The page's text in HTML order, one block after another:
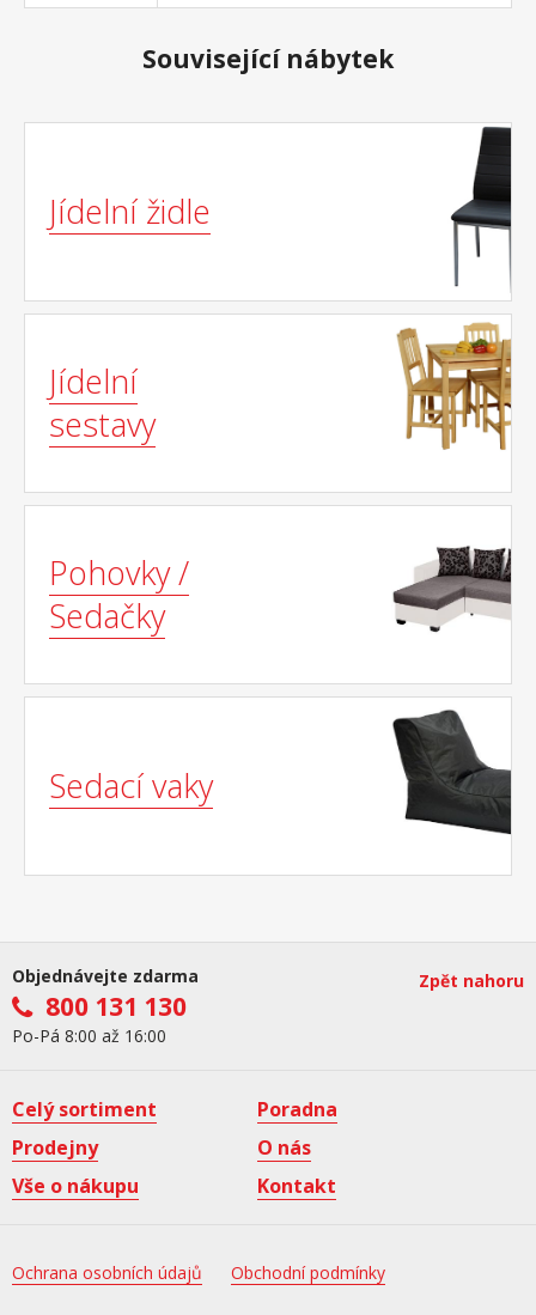
Související nábytek
Jídelní židle
Jídelní
sestavy
Pohovky /
Sedačky
Sedací vaky
Objednávejte zdarma
800 131 130
Po-Pá 8:00 až 16:00
Zpět nahoru
Celý sortiment
Poradna
Prodejny
O nás
Vše o nákupu
Kontakt
Ochrana osobních údajů Obchodní podmínky